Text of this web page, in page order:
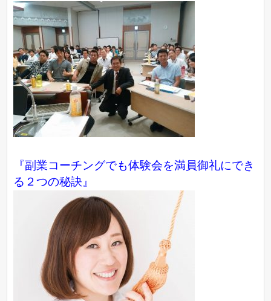
『副業コーチングでも体験会を満員御礼にでき
る２つの秘訣』